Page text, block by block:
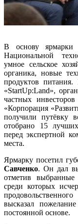
В основу ярмарки
Национальной
умное сельское
органика, новые
продуктов
«StartUp:Land»,
частных
«Корпорация
получили путёвку
отобрано 15
перед экспертной
места.
Ярмарку посетил
Савченко. Он дал
отметив выбранные
среди которых
высказал
постоянной основе.